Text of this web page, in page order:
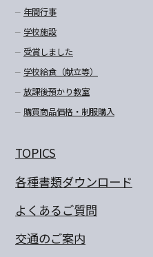
年間行事
学校施設
受賞しました
学校給食（献立等）
放課後預かり教室
購買商品価格・制服購入
TOPICS
各種書類ダウンロード
よくあるご質問
交通のご案内